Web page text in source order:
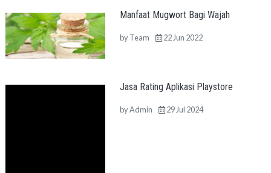
Manfaat Mugwort Bagi Wajah
byTeam 22 Jun 2022
Jasa Rating Aplikasi Playstore
byAdmin 29 Jul 2024